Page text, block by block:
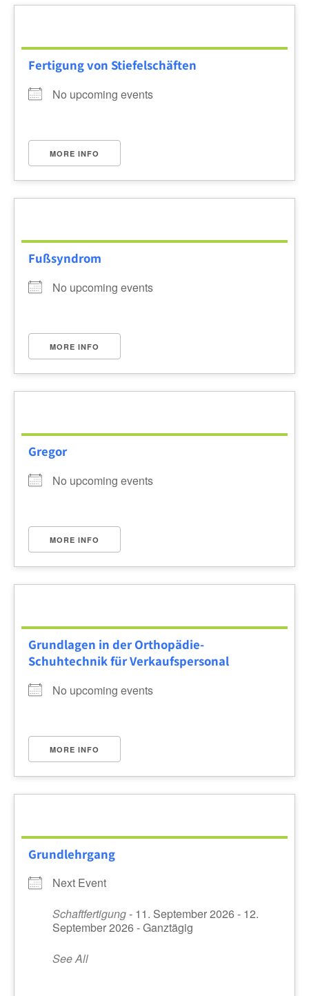
Fertigung von Stiefelschäften
No upcoming events
MORE INFO
Fußsyndrom
No upcoming events
MORE INFO
Gregor
No upcoming events
MORE INFO
Grundlagen in der Orthopädie-
Schuhtechnik für Verkaufspersonal
No upcoming events
MORE INFO
Grundlehrgang
Next Event
Schaftfertigung- 11. September 2026 - 12.
September 2026 - Ganztägig
See All